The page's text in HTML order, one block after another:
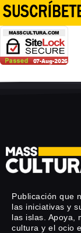
Publicación que
las iniciativas y
las islas. Apoya,
cultura y el ocio